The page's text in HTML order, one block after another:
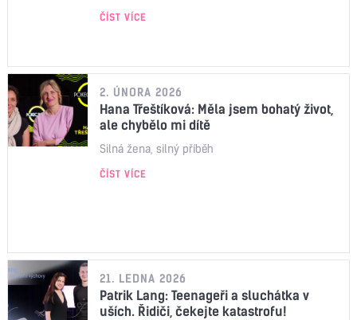
ČÍST VÍCE
2. ÚNORA 2026
Hana Třeštíková: Měla jsem bohatý život,
ale chybělo mi dítě
Silná žena, silný příběh
ČÍST VÍCE
21. LEDNA 2026
Patrik Lang: Teenageři a sluchátka v
uších. Řidiči, čekejte katastrofu!